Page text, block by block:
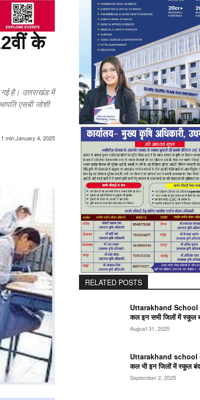
के
गई है। उत्तराखंड में
एसबी जोशी
1 min.January 4, 2025
RELATED POSTS
Uttarakhand
कल इन सभी जिलों में
August 31, 2025
Uttarakhand school
कल भी इन जिलों में स्कूल
September 2, 2025